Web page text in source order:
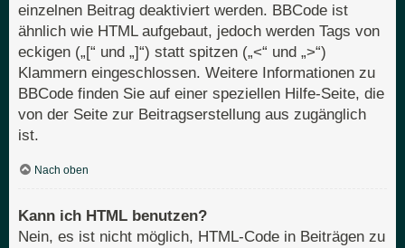
einzelnen Beitrag deaktiviert werden. BBCode ist
ähnlich wie HTML aufgebaut, jedoch werden Tags von
eckigen („[“ und „]“) statt spitzen („<“ und „>“)
Klammern eingeschlossen. Weitere Informationen zu
BBCode finden Sie auf einer speziellen Hilfe-Seite, die
von der Seite zur Beitragserstellung aus zugänglich
ist.
Nach oben
Kann ich HTML benutzen?
Nein, es ist nicht möglich, HTML-Code in Beiträgen zu